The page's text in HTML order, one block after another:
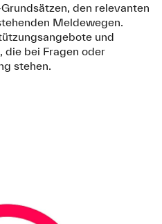
den relevanten
Meldewegen.
und
die bei Fragen oder
stehen.